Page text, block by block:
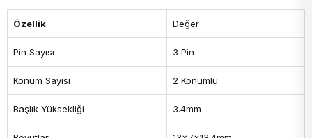
Özellik Değer
Pin Sayısı 3 Pin
Konum Sayısı 2 Konumlu
Başlık Yüksekliği 3.4mm